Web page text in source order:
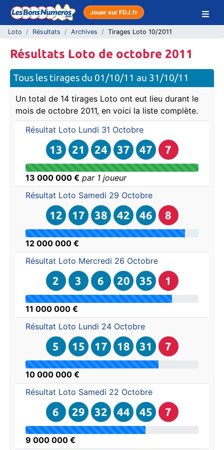
Jouer sur FDJ.fr
Loto Résultats Archives Tirages Loto 10/2011
Résultats Loto de octobre 2011
Tous les tirages du 01/10/11 au 31/10/11
Un total de 14 tirages Loto ont eut lieu durant le
mois de octobre 2011, en voici la liste complète.
Résultat Loto Lundi 31 Octobre
13 21 24 37 47 7
13 000 000 € par 1 joueur
Résultat Loto Samedi 29 Octobre
12 17 38 42 46 8
12 000 000 €
Résultat Loto Mercredi 26 Octobre
2 3 6 20 35 1
11 000 000 €
Résultat Loto Lundi 24 Octobre
5 15 17 18 31 7
10 000 000 €
Résultat Loto Samedi 22 Octobre
6 29 32 44 45 7
9 000 000 €